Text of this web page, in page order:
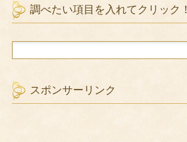
調べたい項目を入れてクリック！
スポンサーリンク